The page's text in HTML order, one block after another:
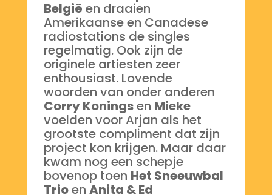
België en draaien
Amerikaanse en Canadese
radiostations de singles
regelmatig. Ook zijn de
originele artiesten zeer
enthousiast. Lovende
woorden van onder anderen
Corry Koningsen Mieke
voelden voor Arjan als het
grootste compliment dat zijn
project kon krijgen. Maar daar
kwam nog een schepje
bovenop toen Het Sneeuwbal
Trioen Anita & Ed